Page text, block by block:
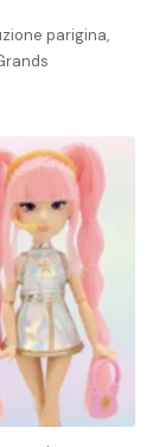
parigina,